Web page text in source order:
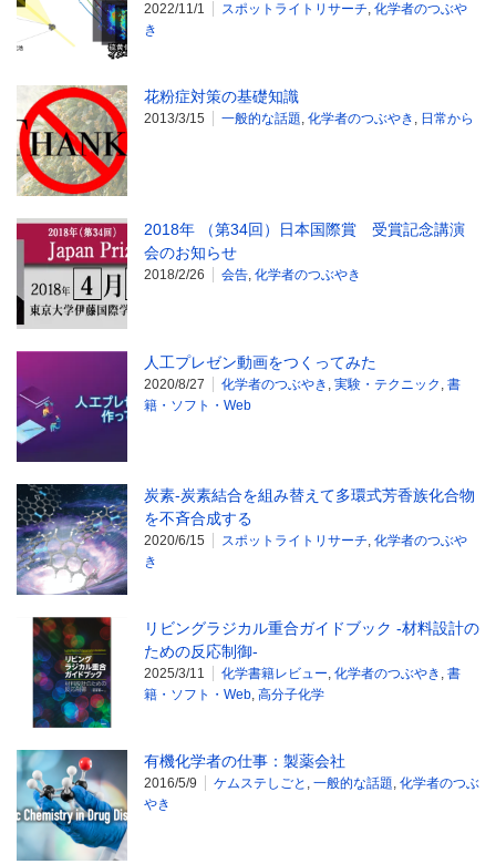
2022/11/1 スポットライトリサーチ, 化学者のつぶや
き
花粉症対策の基礎知識
2013/3/15 一般的な話題, 化学者のつぶやき , 日常から
2018年 （第34回）日本国際賞 受賞記念講演
会のお知らせ
2018/2/26 会告, 化学者のつぶやき
人工プレゼン動画をつくってみた
2020/8/27 化学者のつぶやき , 実験・テクニック , 書
籍・ソフト・Web
炭素-炭素結合を組み替えて多環式芳香族化合物
を不斉合成する
2020/6/15 スポットライトリサーチ, 化学者のつぶや
き
リビングラジカル重合ガイドブック -材料設計の
ための反応制御-
2025/3/11 化学書籍レビュー, 化学者のつぶやき , 書
籍・ソフト・Web, 高分子化学
有機化学者の仕事：製薬会社
2016/5/9 ケムステしごと , 一般的な話題, 化学者のつぶ
やき